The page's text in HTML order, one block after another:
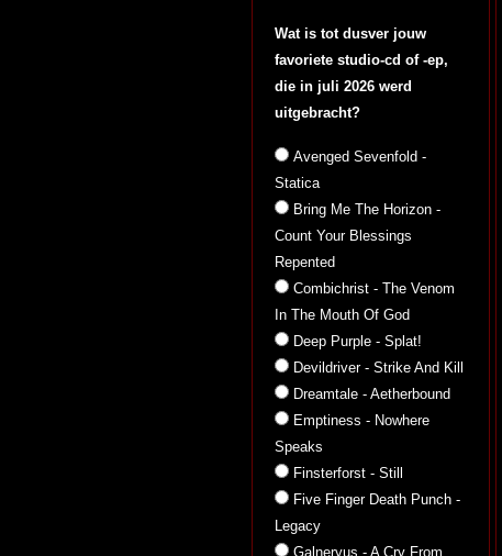
Wat is tot dusver jouw
favoriete studio-cd of -ep,
die in juli 2026 werd
uitgebracht?
Avenged Sevenfold -
Statica
Bring Me The Horizon -
Count Your Blessings
Repented
Combichrist - The Venom
In The Mouth Of God
Deep Purple - Splat!
Devildriver - Strike And Kill
Dreamtale - Aetherbound
Emptiness - Nowhere
Speaks
Finsterforst - Still
Five Finger Death Punch -
Legacy
Galneryus - A Cry From